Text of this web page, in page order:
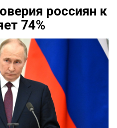
россиян к
74%